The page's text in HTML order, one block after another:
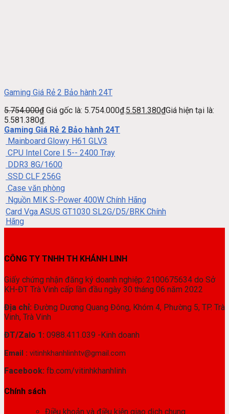
Gaming Giá Rẻ 2 Bảo hành 24T
5.754.000₫ Giá gốc là: 5.754.000₫.5.581.380₫Giá hiện tại là:
5.581.380₫.
Gaming Giá Rẻ 2 Bảo hành 24T
Mainboard Glowy H61 GLV3
CPU Intel Core I 5-- 2400 Tray
DDR3 8G/1600
SSD CLF 256G
Case văn phòng
Nguồn MIK S-Power 400W Chính Hãng
Card Vga ASUS GT1030 SL2G/D5/BRK Chính
Hãng
CÔNG TY TNHH TH KHÁNH LINH
Giấy chứng nhận đăng ký doanh nghiệp: 2100675634 do Sở
KH-ĐT Trà Vinh cấp lần đầu ngày 30 tháng 06 năm 2022
Địa chỉ: Đường Dương Quang Đông, Khóm 4, Phường 5, TP. Trà
Vinh, Trà Vinh
ĐT/Zalo 1: 0988.411.039 -Kinh doanh
Email : vitinhkhanhlinhtv@gmail.com
Facebook: fb.com/vitinhkhanhlinh
Chính sách
Điều khoản và điều kiện giao dịch chung